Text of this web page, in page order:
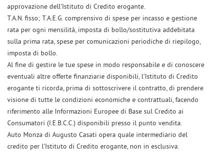
Ho letto e accetto l'informativa privacy*
Acconsento al trattamento dei miei dati per finalità di marketing
approvazione dell'Istituto di Credito erogante.
T.A.N. fisso; T.A.E.G. comprensivo di spese per incasso e gestione
rata per ogni mensilità, imposta di bollo/sostitutiva addebitata
sulla prima rata, spese per comunicazioni periodiche di riepilogo,
imposta di bollo.
Al fine di gestire le tue spese in modo responsabile e di conoscere
eventuali altre offerte finanziarie disponibili, l'Istituto di Credito
erogante ti ricorda, prima di sottoscrivere il contratto, di prendere
visione di tutte le condizioni economiche e contrattuali, facendo
riferimento alle Informazioni Europee di Base sul Credito ai
Consumatori (I.E.B.C.C.) disponibili presso il punto vendita.
Auto Monza di Augusto Casati opera quale intermediario del
credito per l'Istituto di Credito erogante, non in esclusiva.